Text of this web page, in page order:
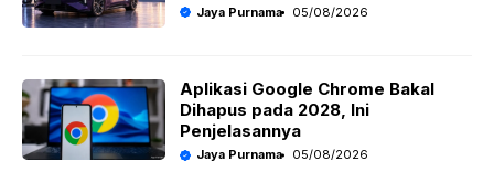
Jaya Purnama 05/08/2026
Aplikasi Google Chrome Bakal
Dihapus pada 2028, Ini
Penjelasannya
Jaya Purnama 05/08/2026